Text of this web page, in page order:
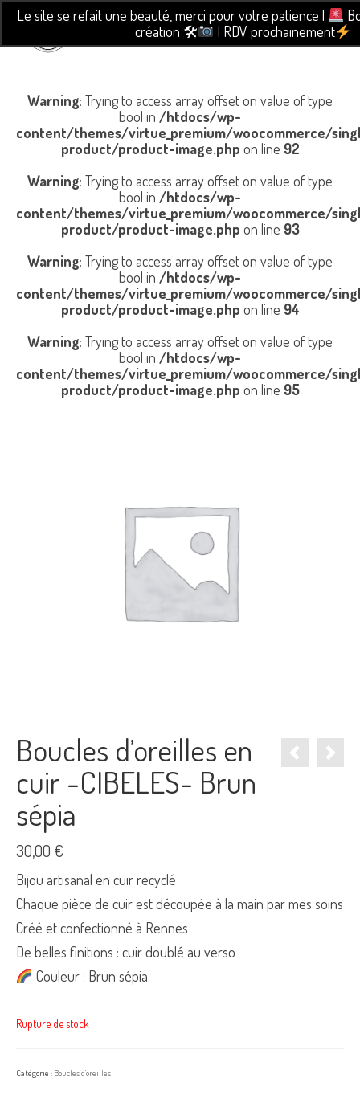
Le site se refait une beauté, merci pour votre patience |
création 🛠
| RDV prochainement
Warning: Trying to access array offset on value of type
bool in /htdocs/wp-
content/themes/virtue_premium/woocommerce/
product/product-image.php on line 92
Warning: Trying to access array offset on value of type
bool in /htdocs/wp-
content/themes/virtue_premium/woocommerce/
product/product-image.php on line 93
Warning: Trying to access array offset on value of type
bool in /htdocs/wp-
content/themes/virtue_premium/woocommerce/
product/product-image.php on line 94
Warning: Trying to access array offset on value of type
bool in /htdocs/wp-
content/themes/virtue_premium/woocommerce/
product/product-image.php on line 95
Boucles d’oreilles en
cuir -CIBELES- Brun
sépia
30,00 €
Bijou artisanal en cuir recyclé
Chaque pièce de cuir est découpée à la main par mes soins
Créé et confectionné à Rennes
De belles finitions : cuir doublé au verso
Couleur : Brun sépia
Rupture de stock
Catégorie : Boucles d'oreilles